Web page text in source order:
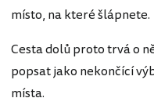
místo, na které šlápnete.
Cesta dolů proto trvá o
popsat jako nekončící
místa.